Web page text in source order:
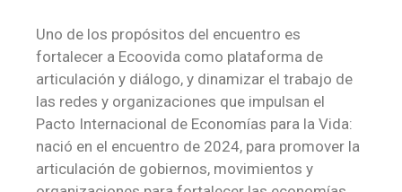
Uno de los propósitos del encuentro es
fortalecer a Ecoovida como plataforma de
articulación y diálogo, y dinamizar el trabajo de
las redes y organizaciones que impulsan el
Pacto Internacional de Economías para la Vida:
nació en el encuentro de 2024, para promover la
articulación de gobiernos, movimientos y